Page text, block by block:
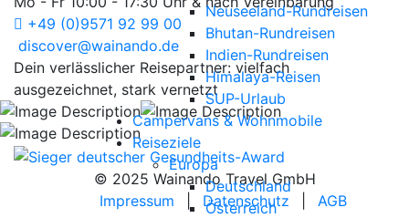
Neuseeland-Rundreisen
Bhutan-Rundreisen
Indien-Rundreisen
Himalaya-Reisen
SUP-Urlaub
Campervans & Wohnmobile
Reiseziele
Europa
Deutschland
Österreich
+49 (0)9571 92 99 00
discover@wainando.de
Dein verlässlicher Reisepartner: vielfach
ausgezeichnet, stark vernetzt
© 2025 Wainando Travel GmbH
Impressum
Datenschutz AGB